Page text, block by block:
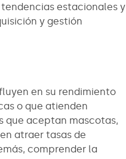
estacionales y
y gestión
en su rendimiento
o que atienden
que aceptan mascotas,
atraer tasas de
comprender la